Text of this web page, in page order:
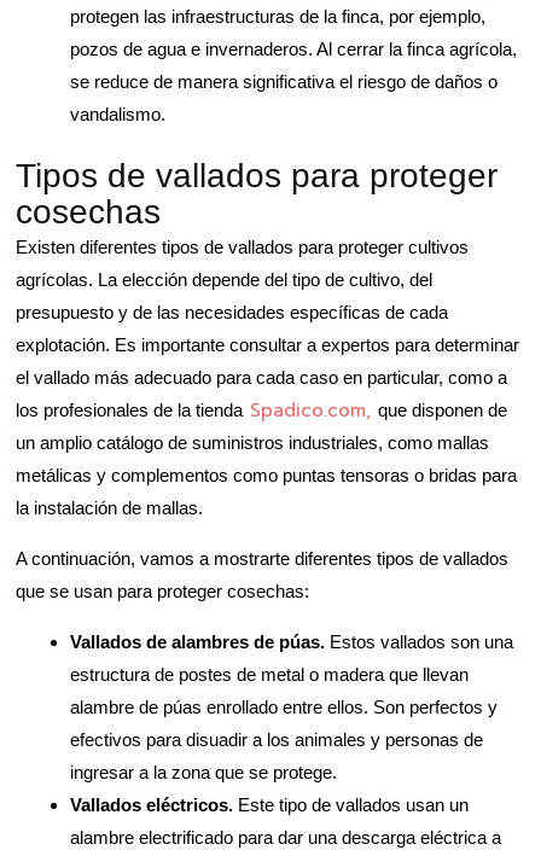
protegen las infraestructuras de la finca, por ejemplo,
pozos de agua e invernaderos. Al cerrar la finca agrícola,
se reduce de manera significativa el riesgo de daños o
vandalismo.
Tipos de vallados para proteger
cosechas
Existen diferentes tipos de vallados para proteger cultivos
agrícolas. La elección depende del tipo de cultivo, del
presupuesto y de las necesidades específicas de cada
explotación. Es importante consultar a expertos para determinar
el vallado más adecuado para cada caso en particular, como a
los profesionales de la tiendaSpadico.com,que disponen de
un amplio catálogo de suministros industriales, como mallas
metálicas y complementos como puntas tensoras o bridas para
la instalación de mallas.
A continuación, vamos a mostrarte diferentes tipos de vallados
que se usan para proteger cosechas:
Vallados de alambres de púas. Estos vallados son una
estructura de postes de metal o madera que llevan
alambre de púas enrollado entre ellos. Son perfectos y
efectivos para disuadir a los animales y personas de
ingresar a la zona que se protege.
Vallados eléctricos. Este tipo de vallados usan un
alambre electrificado para dar una descarga eléctrica a